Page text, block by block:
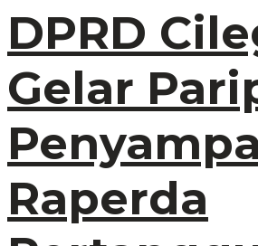
DPRD
Gelar
Raperda